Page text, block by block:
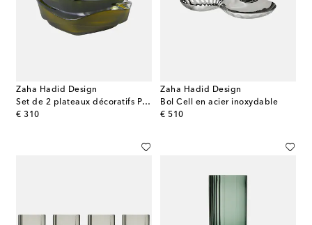
Zaha Hadid Design
Set de 2 plateaux décoratifs Plex en cristal
€ 310
original price
Zaha Hadid Design
Bol Cell en acier inoxydable
€ 510
original price